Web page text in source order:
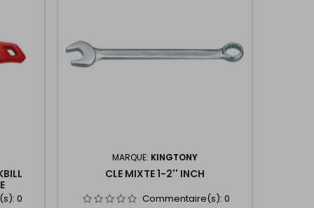
0
MARQUE: KINGTONY
CLE MIXTE 1-2'' INCH
Commentaire(s): 0